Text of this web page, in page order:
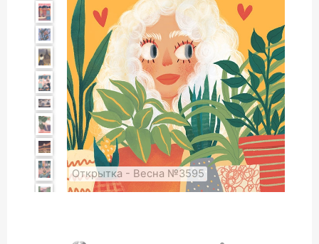
Открытка - Весна №3595